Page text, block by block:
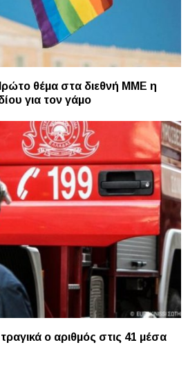
θέμα στα διεθνή ΜΜΕ η
για τον γάμο
ο αριθμός στις 41 μέσα